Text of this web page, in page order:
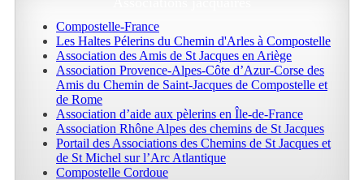
Compostelle-France
Les Haltes Pélerins du Chemin d'Arles à Compostelle
Association des Amis de St Jacques en Ariège
Association Provence-Alpes-Côte d’Azur-Corse des
Amis du Chemin de Saint-Jacques de Compostelle et
de Rome
Association d’aide aux pèlerins en Île-de-France
Association Rhône Alpes des chemins de St Jacques
Portail des Associations des Chemins de St Jacques et
de St Michel sur l’Arc Atlantique
Compostelle Cordoue